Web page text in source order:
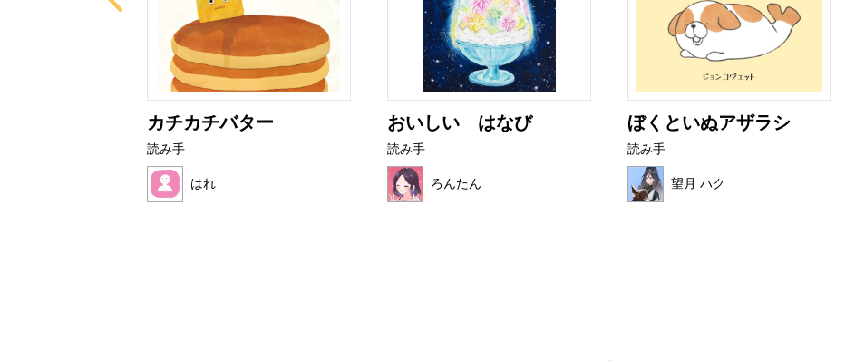
カチカチバター
読み手
はれ
おいしい はなび
読み手
ろんたん
ぼくといぬアザラシ
読み手
望月 ハク